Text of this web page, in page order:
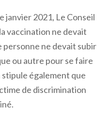
janvier 2021, Le Conseil
vaccination ne devait
ne devait subir
ou autre pour se faire
également que
de discrimination